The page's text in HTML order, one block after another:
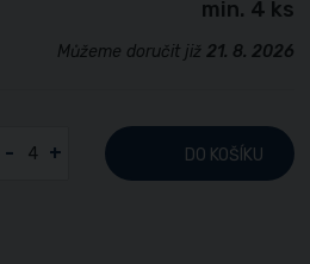
min. 4 ks
Můžeme doručit již 21. 8. 2026
- + DO KOŠÍKU